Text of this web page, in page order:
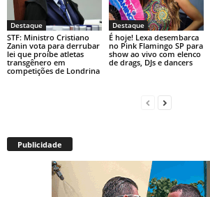
Destaque
STF: Ministro Cristiano
Zanin vota para derrubar
lei que proíbe atletas
transgênero em
competições de Londrina
Destaque
É hoje! Lexa desembarca
no Pink Flamingo SP para
show ao vivo com elenco
de drags, DJs e dancers
Publicidade